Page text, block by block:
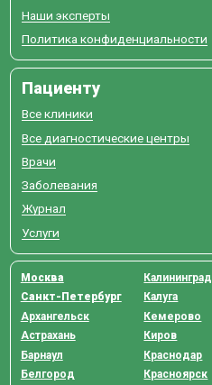
Наши эксперты
Политика конфиденциальности
Пациенту
Все клиники
Все диагностические центры
Врачи
Заболевания
Журнал
Услуги
Москва
Санкт-Петербург
Архангельск
Астрахань
Барнаул
Белгород
Калининград
Калуга
Кемерово
Киров
Краснодар
Красноярск